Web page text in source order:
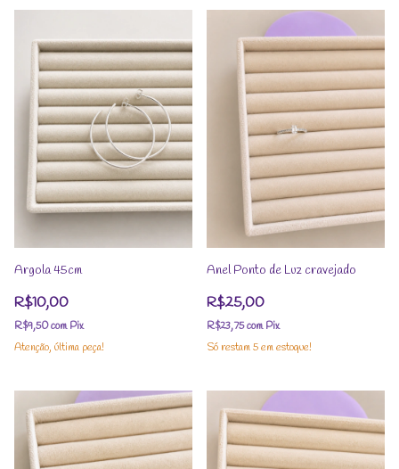
Argola 45cm
R$10,00
R$9,50com Pix
Atenção, última peça!
Anel Ponto de Luz cravejado
R$25,00
R$23,75com Pix
Só restam5em estoque!